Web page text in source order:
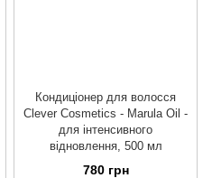
Кондиціонер для волосся
Clever Cosmetics - Marula Oil -
для інтенсивного
відновлення, 500 мл
780 грн